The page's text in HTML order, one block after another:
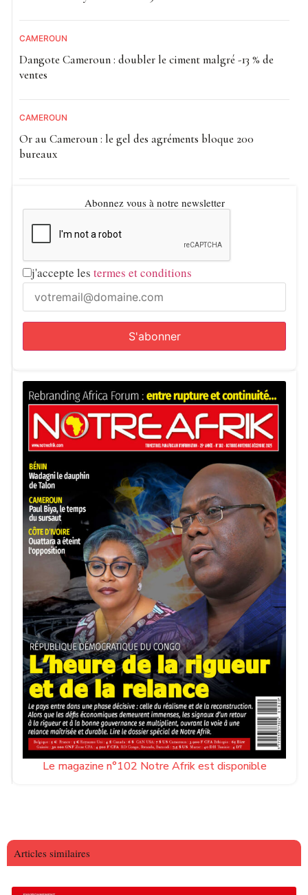
CAMEROUN
Dangote Cameroun : doubler le ciment malgré -13 % de
ventes
CAMEROUN
Or au Cameroun : le gel des agréments bloque 200
bureaux
Abonnez vous à notre newsletter
j'accepte les termes et conditions
Le magazine n°102 Notre Afrik est disponible
Articles similaires